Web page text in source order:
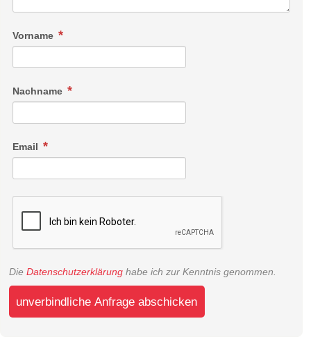
Vorname
Nachname
Email
Die Datenschutzerklärung habe ich zur Kenntnis genommen.
unverbindliche Anfrage abschicken